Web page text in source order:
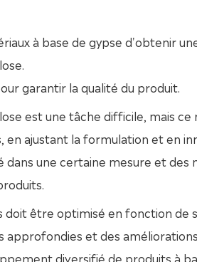
à base de gypse d'obtenir
garantir la qualité du produit.
est une tâche difficile, mais ce
ajustant la formulation et en
une certaine mesure et des
être optimisé en fonction de
et des
diversifié de produits à